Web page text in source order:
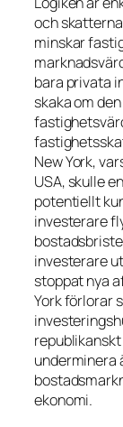
och
minskar
bara privata
skaka om
New York,
USA, skulle
potentiellt
investerare
investerare
stoppat nya
York förlorar
underminera
ekonomi.